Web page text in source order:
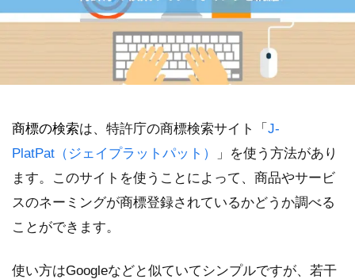
商標の検索は、特許庁の商標検索サイト「 J-
PlatPat（ジェイプラットパット）
」を使う方法があり
ます。このサイトを使うことによって、商品やサービ
スのネーミングが商標登録されているかどうか調べる
ことができます。
使い方はGoogleなどと似ていてシンプルですが、若干